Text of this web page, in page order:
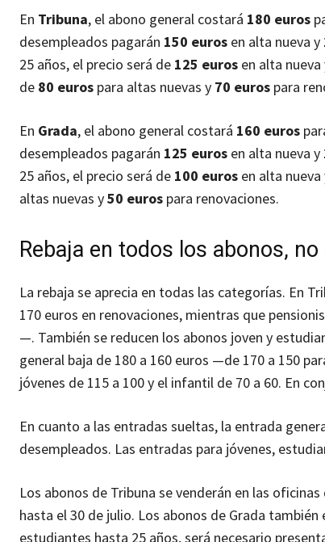
En Tribuna, el abono general costará 180 euros
desempleados pagarán 150 euros en alta nueva y
25 años, el precio será de 125 euros en alta nueva
de 80 euros para altas nuevas y 70 euros para
En Grada, el abono general costará 160 euros
desempleados pagarán 125 euros en alta nueva y
25 años, el precio será de 100 euros en alta nueva
altas nuevas y50 euros para renovaciones.
Rebaja en todos los abonos,
La rebaja se aprecia en todas las categorías. En
170 euros en renovaciones, mientras que
—. También se reducen los abonos joven y
general baja de 180 a 160 euros —de 170 a 150
jóvenes de 115 a 100 y el infantil de 70 a 60. En
En cuanto a las entradas sueltas, la entrada
desempleados. Las entradas para jóvenes,
Los abonos de Tribuna se venderán en las
hasta el 30 de julio. Los abonos de Grada
estudiantes hasta 25 años, será necesario